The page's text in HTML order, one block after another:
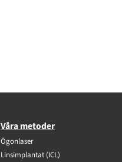
Våra metoder
Ögonlaser
Linsimplantat (ICL)